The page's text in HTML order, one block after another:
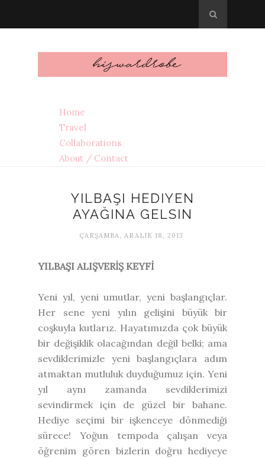
Home
Travel
Collaborations
About / Contact
YILBAŞI HEDIYEN
AYAĞINA GELSIN
ÇARŞAMBA, ARALIK 18, 2013
YILBAŞI ALIŞVERİŞ KEYFİ
Yeni yıl, yeni umutlar, yeni başlangıçlar.
Her sene yeni yılın gelişini büyük bir
coşkuyla kutlarız. Hayatımızda çok büyük
bir değişiklik olacağından değil belki; ama
sevdiklerimizle yeni başlangıçlara adım
atmaktan mutluluk duyduğumuz için. Yeni
yıl aynı zamanda sevdiklerimizi
sevindirmek için de güzel bir bahane.
Hediye seçimi bir işkenceye dönmediği
sürece! Yoğun tempoda çalışan veya
öğrenim gören bizlerin doğru hediyeye